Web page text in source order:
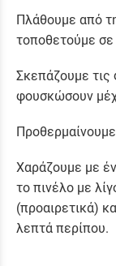
Πλάθουμε από
τοποθετούμε σε
Σκεπάζουμε τις
φουσκώσουν
Χαράζουμε με
το πινέλο με
(προαιρετικά)
λεπτά περίπου.